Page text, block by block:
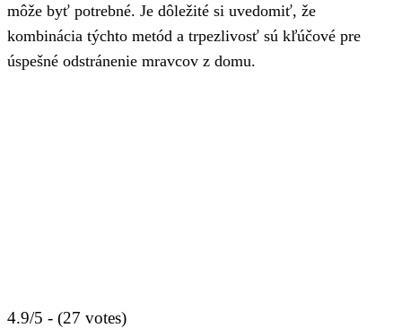
môže byť potrebné. Je dôležité si uvedomiť, že
kombinácia týchto metód a trpezlivosť sú kľúčové pre
úspešné odstránenie mravcov z domu.
4.9/5 - (27 votes)